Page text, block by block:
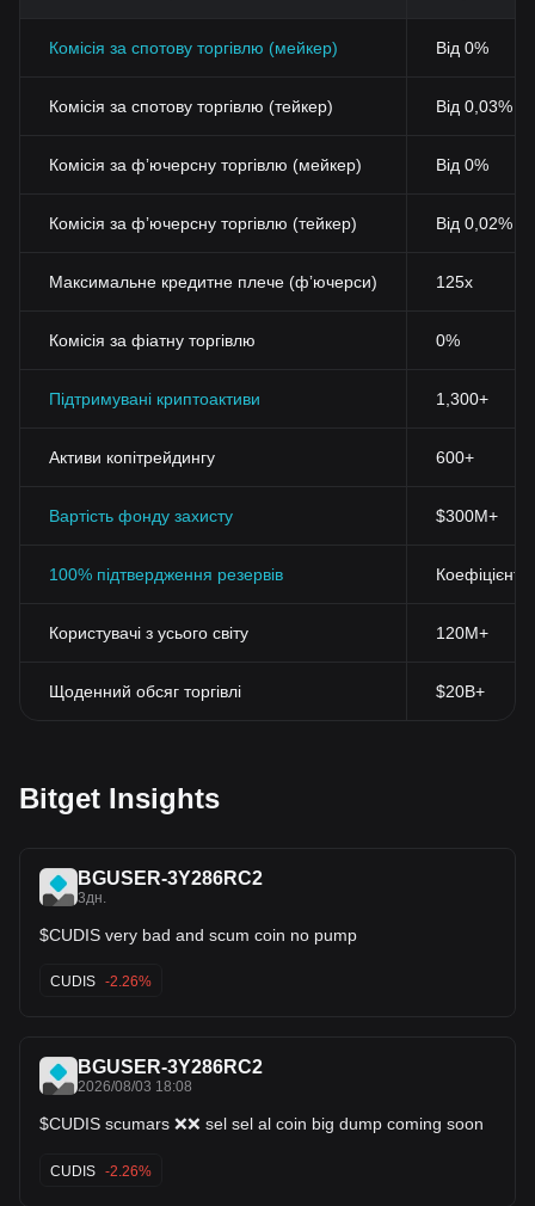
Комісія за спотову торгівлю (мейкер) Від 0%
Комісія за спотову торгівлю (тейкер) Від 0,03%
Комісія за фʼючерсну торгівлю (мейкер) Від 0%
Комісія за фʼючерсну торгівлю (тейкер) Від 0,02%
Максимальне кредитне плече (фʼючерси) 125x
Комісія за фіатну торгівлю 0%
Підтримувані криптоактиви 1,300+
Активи копітрейдингу 600+
Вартість фонду захисту $300M+
100% підтвердження резервів Коефіцієнт
Користувачі з усього світу 120M+
Щоденний обсяг торгівлі $20B+
Bitget Insights
BGUSER-3Y286RC2
3дн.
$CUDIS very bad and scum coin no pump
CUDIS -2.26%
BGUSER-3Y286RC2
2026/08/03 18:08
$CUDIS scumars ❌❌ sel sel al coin big dump coming soon
CUDIS -2.26%